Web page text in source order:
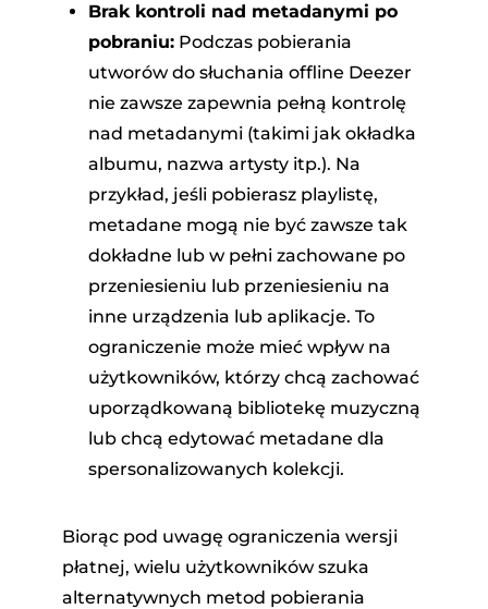
Brak kontroli nad metadanymi po
pobraniu:Podczas pobierania
utworów do słuchania offline Deezer
nie zawsze zapewnia pełną kontrolę
nad metadanymi (takimi jak okładka
albumu, nazwa artysty itp.). Na
przykład, jeśli pobierasz playlistę,
metadane mogą nie być zawsze tak
dokładne lub w pełni zachowane po
przeniesieniu lub przeniesieniu na
inne urządzenia lub aplikacje. To
ograniczenie może mieć wpływ na
użytkowników, którzy chcą zachować
uporządkowaną bibliotekę muzyczną
lub chcą edytować metadane dla
spersonalizowanych kolekcji.
Biorąc pod uwagę ograniczenia wersji
płatnej, wielu użytkowników szuka
alternatywnych metod pobierania